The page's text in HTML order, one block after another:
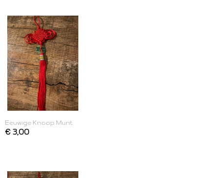
Eeuwige Knoop Munt
€ 3,00